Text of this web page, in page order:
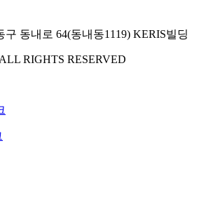
구 동내로 64(동내동1119) KERIS빌딩
RIGHTS RESERVED